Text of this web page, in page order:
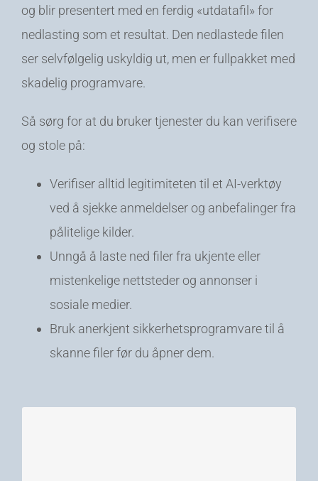
og blir presentert med en ferdig «utdatafil» for
nedlasting som et resultat. Den nedlastede filen
ser selvfølgelig uskyldig ut, men er fullpakket med
skadelig programvare.
Så sørg for at du bruker tjenester du kan verifisere
og stole på:
Verifiser alltid legitimiteten til et AI-verktøy
ved å sjekke anmeldelser og anbefalinger fra
pålitelige kilder.
Unngå å laste ned filer fra ukjente eller
mistenkelige nettsteder og annonser i
sosiale medier.
Bruk anerkjent sikkerhetsprogramvare til å
skanne filer før du åpner dem.